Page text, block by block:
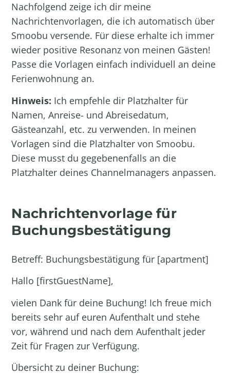
Nachfolgend zeige ich dir meine
Nachrichtenvorlagen, die ich automatisch über
Smoobu versende. Für diese erhalte ich immer
wieder positive Resonanz von meinen Gästen!
Passe die Vorlagen einfach individuell an deine
Ferienwohnung an.
Hinweis: Ich empfehle dir Platzhalter für
Namen, Anreise- und Abreisedatum,
Gästeanzahl, etc. zu verwenden. In meinen
Vorlagen sind die Platzhalter von Smoobu.
Diese musst du gegebenenfalls an die
Platzhalter deines Channelmanagers anpassen.
Nachrichtenvorlage für
Buchungsbestätigung
Betreff: Buchungsbestätigung für [apartment]
Hallo [firstGuestName],
vielen Dank für deine Buchung! Ich freue mich
bereits sehr auf euren Aufenthalt und stehe
vor, während und nach dem Aufenthalt jeder
Zeit für Fragen zur Verfügung.
Übersicht zu deiner Buchung: